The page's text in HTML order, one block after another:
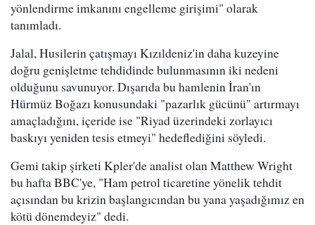
yönlendirme imkanını engelleme girişimi" olarak
tanımladı.
Jalal, Husilerin çatışmayı Kızıldeniz'in daha kuzeyine
doğru genişletme tehdidinde bulunmasının iki nedeni
olduğunu savunuyor. Dışarıda bu hamlenin İran'ın
Hürmüz Boğazı konusundaki "pazarlık gücünü" artırmayı
amaçladığını, içeride ise "Riyad üzerindeki zorlayıcı
baskıyı yeniden tesis etmeyi" hedeflediğini söyledi.
Gemi takip şirketi Kpler'de analist olan Matthew Wright
bu hafta BBC'ye, "Ham petrol ticaretine yönelik tehdit
açısından bu krizin başlangıcından bu yana yaşadığımız en
kötü dönemdeyiz" dedi.